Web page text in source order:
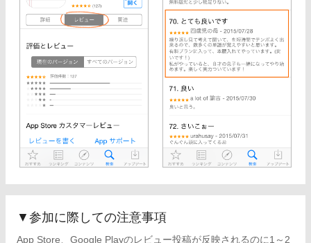
▼参加に際しての注意事項
App Store、Google Playのレビュー投稿が反映されるのに1～2